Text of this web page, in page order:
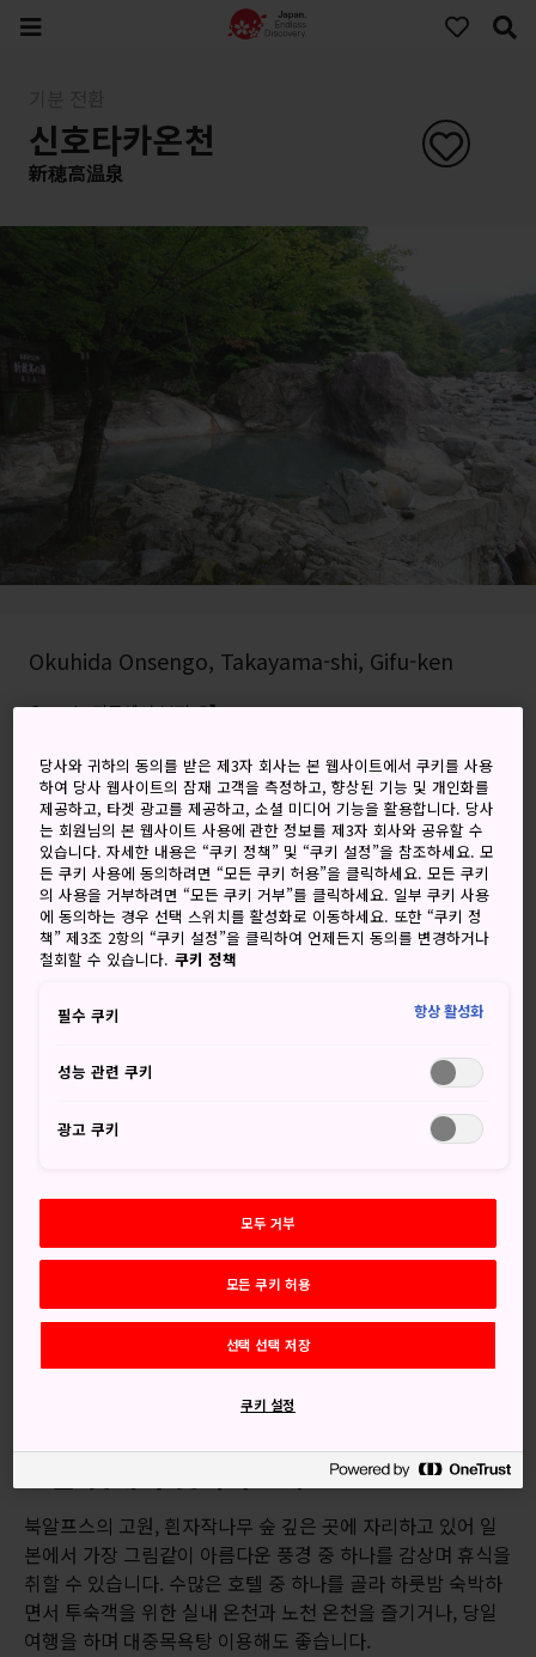
신호타카온천
新穂高温泉
Okuhida Onsengo, Takayama-shi, Gifu-ken
Google 지도에서 보기
환승 정보 받기
키워드 지도
스키 및 등산을 즐길 수 있는 근처
일본 북알프스의 산악 온천
한때 고립되고 비밀스러운 곳이었던 신호카타 온천은 이제 등
산객, 스키 애호가, 일본의 붐비는 도시에서 벗어나고 싶은 모
든 사람들 사이에서 인기 높은 온천 리조트가 되었습니다. 일
본 북알프스 높은 곳에 자리한 온천에서 편안한 시간을 보내세
오시는 길
신호타카 온천으로 가려면 JR 다카야마역에서 출발하는 것이
신호타카는 JR 다카야마역에서 버스로 연결되는 5개 온천 마
을 중 하나이기 때문입니다. 5개 마을은 신호타카를 포함해히
섯 마을 중 가장 외진 위치에 있으며 고도도 가장 높습니다.
북알프스의 고원, 흰자작나무 숲 깊은 곳에 자리하고 있어 일
본에서 가장 그림같이 아름다운 풍경 중 하나를 감상며 휴식을
취할 수 있습니다. 수많은 호텔 중 하나를 골라 하룻밤 숙박하
면서 투숙객을 위한 실내 온천과 노천 온천을 즐기거나, 당일
여행을 하며 대중목욕탕 이용해도 좋습니다.
당사와 귀하의 동의를 받은 제3자 회사는 본 웹사이트에서 쿠키를 사용
하여 당사 웹사이트의 잠재 고객을 측정하고, 향상된 기능 및 개인화를
제공하고, 타겟 광고를 제공하고, 소셜 미디어 기능을 활용합니다. 당사
는 회원님의 본 웹사이트 사용에 관한 정보를 제3자 회사와 공유할 수
있습니다. 자세한 내용은 “쿠키 정책” 및 “쿠키 설정”을 참조하세요. 모
든 쿠키 사용에 동의하려면 “모든 쿠키 허용”을 클릭하세요. 모든 쿠키
의 사용을 거부하려면 “모든 쿠키 거부”를 클릭하세요. 일부 쿠키 사용
에 동의하는 경우 선택 스위치를 활성화로 이동하세요. 또한 “쿠키 정
책” 제3조 2항의 “쿠키 설정”을 클릭하여 언제든지 동의를 변경하거나
철회할 수 있습니다. 쿠키 정책
필수 쿠키 항상 활성화
성능 관련 쿠키
광고 쿠키
모두 거부
모든 쿠키 허용
선택 선택 저장
쿠키 설정